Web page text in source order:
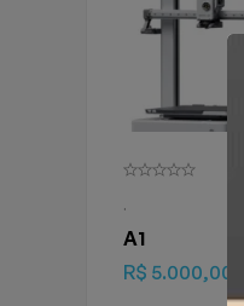
.
A1
R$ 5.000,00